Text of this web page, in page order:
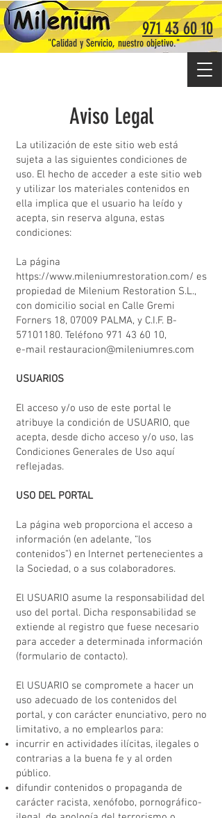
"Calidad y Servicio, nuestro objetivo."
971 43 60 10
Aviso Legal
La utilización de este sitio web está
sujeta a las siguientes condiciones de
uso. El hecho de acceder a este sitio web
y utilizar los materiales contenidos en
ella implica que el usuario ha leído y
acepta, sin reserva alguna, estas
condiciones:
La página
https://www.mileniumrestoration.com/ es
propiedad de Milenium Restoration S.L.,
con domicilio social en Calle Gremi
Forners 18, 07009 PALMA, y C.I.F. B-
57101180. Teléfono 971 43 60 10,
e-mail restauracion@mileniumres.com
USUARIOS
El acceso y/o uso de este portal le
atribuye la condición de USUARIO, que
acepta, desde dicho acceso y/o uso, las
Condiciones Generales de Uso aquí
reflejadas.
USO DEL PORTAL
La página web proporciona el acceso a
información (en adelante, “los
contenidos”) en Internet pertenecientes a
la Sociedad, o a sus colaboradores.
El USUARIO asume la responsabilidad del
uso del portal. Dicha responsabilidad se
extiende al registro que fuese necesario
para acceder a determinada información
(formulario de contacto).
El USUARIO se compromete a hacer un
uso adecuado de los contenidos del
portal, y con carácter enunciativo, pero no
limitativo, a no emplearlos para:
incurrir en actividades ilícitas, ilegales o
contrarias a la buena fe y al orden
público.
difundir contenidos o propaganda de
carácter racista, xenófobo, pornográfico-